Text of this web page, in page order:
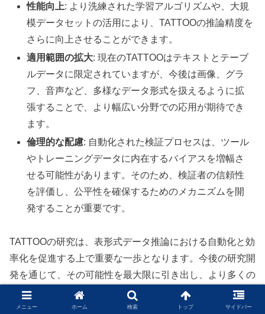
性能向上: より洗練された学習アルゴリズムや、大規
模データセットの活用により、TATTOOの推論精度を
さらに向上させることができます。
適用範囲の拡大: 現在のTATTOOはテキストとテーブ
ルデータに限定されていますが、今後は画像、グラ
フ、音声など、多様なデータ形式を扱えるように拡
張することで、より幅広い分野での応用が期待でき
ます。
倫理的な配慮: 自動化された検証プロセスは、ツール
やトレーニングデータに内在するバイアスを増幅さ
せる可能性があります。そのため、検証者の信頼性
を評価し、公平性を確保するためのメカニズムを開
発することが重要です。
TATTOOの研究は、表形式データ推論における自動化と効
率化を促進する上で重要な一歩となります。今後の研究開
発を通じて、その可能性を最大限に引き出し、より多くの
分野で活用されることを期待しています。
メニュー ホーム 検索 トップ サイドバー